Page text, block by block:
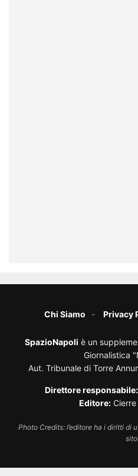
Chi Siamo Privacy
SpazioNapoli è un
Giornalistica
Aut. Tribunale di Torre
Direttore responsabile:
Editore:
Photo Credits: l’editore ha i diritti di
sito.